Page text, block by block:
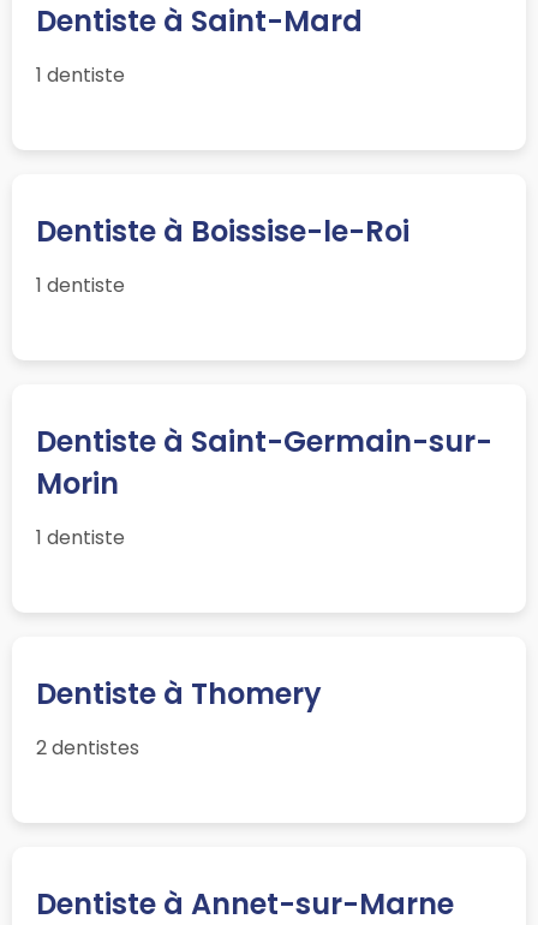
Dentiste à Saint-Mard
1 dentiste
Dentiste à Boissise-le-Roi
1 dentiste
Dentiste à Saint-Germain-sur-
Morin
1 dentiste
Dentiste à Thomery
2 dentistes
Dentiste à Annet-sur-Marne